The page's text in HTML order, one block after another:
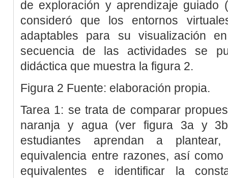
de exploración y aprendizaje guiado
consideró que los entornos
adaptables para su visualización
secuencia de las actividades se
didáctica que muestra la figura 2.
Figura 2 Fuente: elaboración propia.
Tarea 1: se trata de comparar
naranja y agua (ver figura 3a y 3b
estudiantes aprendan a
equivalencia entre razones, así
equivalentes e identificar la